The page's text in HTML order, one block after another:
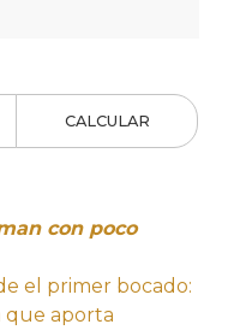
CALCULAR
con poco
el primer bocado:
que aporta